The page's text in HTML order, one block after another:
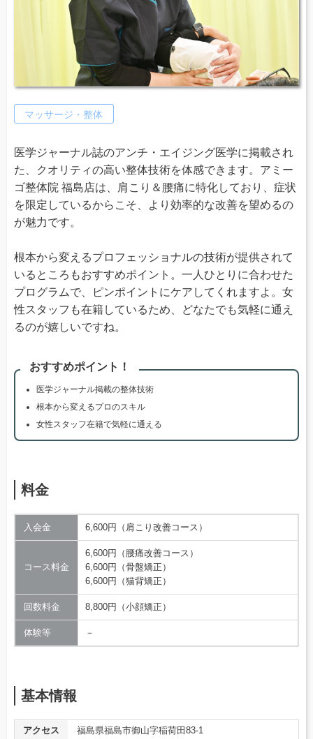
マッサージ・整体
医学ジャーナル誌のアンチ・エイジング医学に掲載され
た、クオリティの高い整体技術を体感できます。アミー
ゴ整体院 福島店は、肩こり＆腰痛に特化しており、症状
を限定しているからこそ、より効率的な改善を望めるの
が魅力です。
根本から変えるプロフェッショナルの技術が提供されて
いるところもおすすめポイント。一人ひとりに合わせた
プログラムで、ピンポイントにケアしてくれますよ。女
性スタッフも在籍しているため、どなたでも気軽に通え
るのが嬉しいですね。
おすすめポイント！
医学ジャーナル掲載の整体技術
根本から変えるプロのスキル
女性スタッフ在籍で気軽に通える
料金
入会金 6,600円（肩こり改善コース）
コース料金
6,600円（腰痛改善コース）
6,600円（骨盤矯正）
6,600円（猫背矯正）
回数料金 8,800円（小顔矯正）
体験等 －
基本情報
アクセス 福島県福島市御山字稲荷田83-1